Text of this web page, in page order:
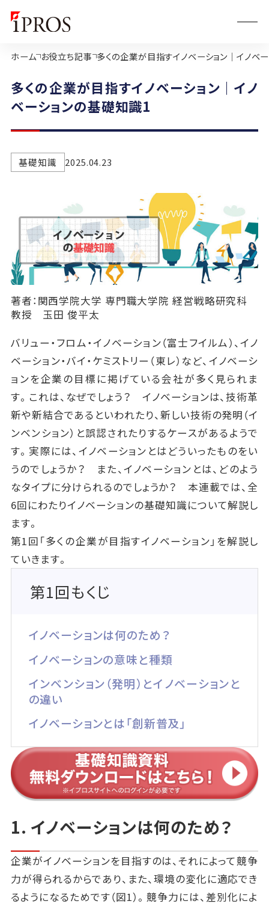
ホーム お役立ち記事 多くの企業が目指すイノベーション｜イノベ
多くの企業が目指すイノベーション｜イノ
ベーションの基礎知識1
基礎知識 2025.04.23
著者：関西学院大学 専門職大学院 経営戦略研究科
教授 玉田 俊平太
バリュー・フロム・イノベーション（富士フイルム）、イノ
ベーション・バイ・ケミストリー（東レ）など、イノベーシ
ョンを企業の目標に掲げている会社が多く見られま
す。これは、なぜでしょう？ イノベーションは、技術革
新や新結合であるといわれたり、新しい技術の発明（イ
ンベンション）と誤認されたりするケースがあるようで
す。実際には、イノベーションとはどういったものをい
うのでしょうか？ また、イノベーションとは、どのよう
なタイプに分けられるのでしょうか？ 本連載では、全
6回にわたりイノベーションの基礎知識について解説し
ます。
第1回「多くの企業が目指すイノベーション」を解説し
ていきます。
第1回もくじ
イノベーションは何のため？
イノベーションの意味と種類
インベンション（発明）とイノベーションと
の違い
イノベーションとは「創新普及」
1. イノベーションは何のため？
企業がイノベーションを目指すのは、それによって競争
力が得られるからであり、また、環境の変化に適応でき
るようになるためです（図1）。競争力には、差別化によ